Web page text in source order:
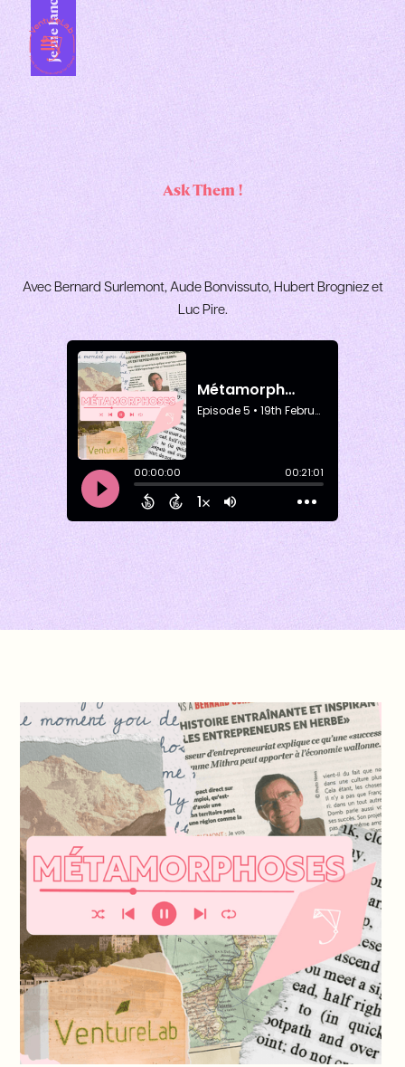
Je me lance !
Ask Them !
Avec Bernard Surlemont, Aude Bonvissuto, Hubert Brogniez et
Luc Pire.